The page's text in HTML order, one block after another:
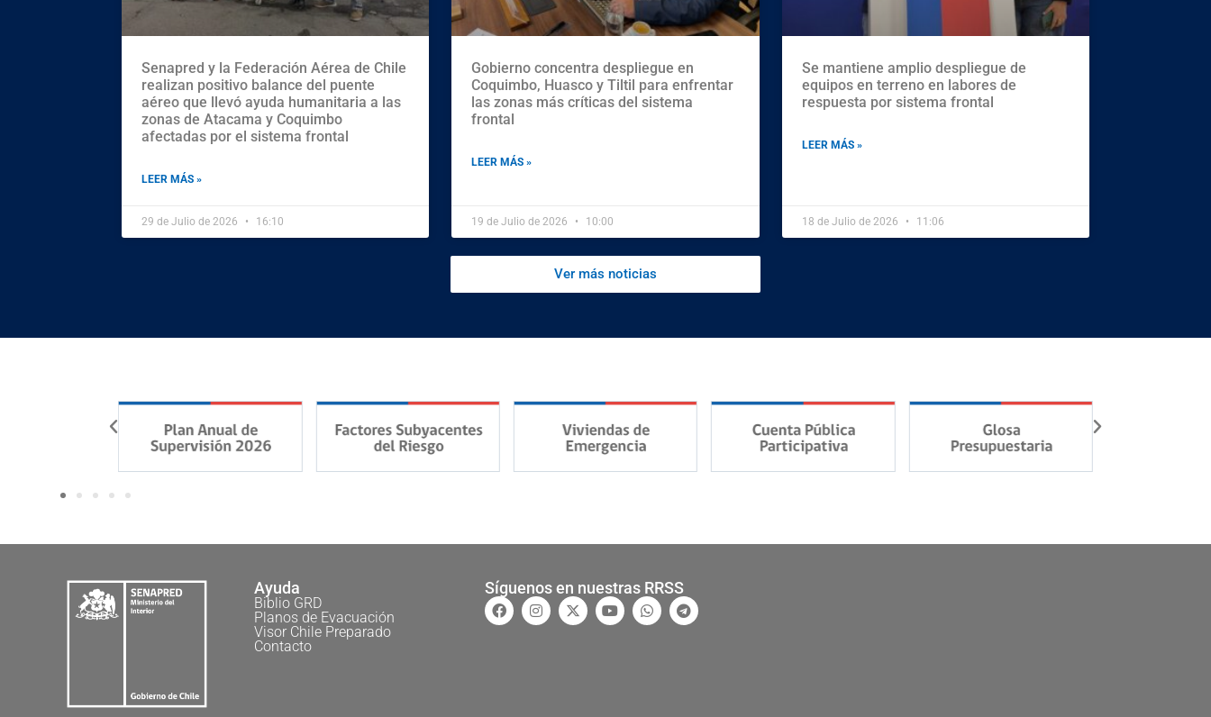
Senapred y la Federación Aérea de Chile
realizan positivo balance del puente
aéreo que llevó ayuda humanitaria a las
zonas de Atacama y Coquimbo
afectadas por el sistema frontal
LEER MÁS »
29 de Julio de 2026 16:10
Gobierno concentra despliegue en
Coquimbo, Huasco y Tiltil para enfrentar
las zonas más críticas del sistema
frontal
LEER MÁS »
19 de Julio de 2026 10:00
Se mantiene amplio despliegue de
equipos en terreno en labores de
respuesta por sistema frontal
LEER MÁS »
18 de Julio de 2026 11:06
Ver más noticias
Ayuda
Biblio GRD
Planos de Evacuación
Visor Chile Preparado
Contacto
Síguenos en nuestras RRSS